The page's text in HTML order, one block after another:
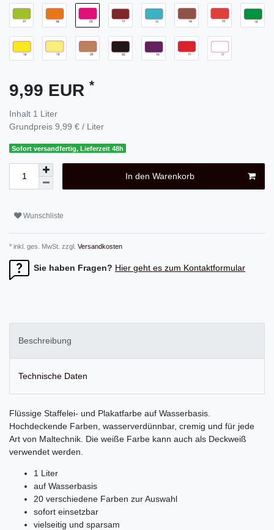
9,99 EUR *
Inhalt 1 Liter
Grundpreis 9,99 € / Liter
Sofort versandfertig, Lieferzeit 48h
In den Warenkorb
Wunschliste
* inkl. ges. MwSt. zzgl. Versandkosten
Sie haben Fragen? Hier geht es zum Kontaktformular
Beschreibung
Technische Daten
Flüssige Staffelei- und Plakatfarbe auf Wasserbasis.
Hochdeckende Farben, wasserverdünnbar, cremig und für jede
Art von Maltechnik. Die weiße Farbe kann auch als Deckweiß
verwendet werden.
1 Liter
auf Wasserbasis
20 verschiedene Farben zur Auswahl
sofort einsetzbar
vielseitig und sparsam